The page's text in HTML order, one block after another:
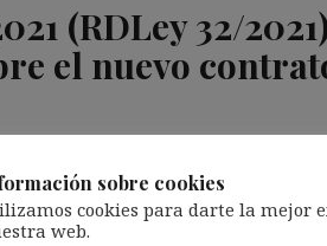
(RDLey 32/
el nuevo
sobre cookies
cookies para darte la mejor
web.